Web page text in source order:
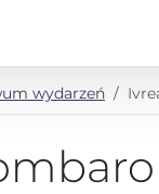
wydarzeń